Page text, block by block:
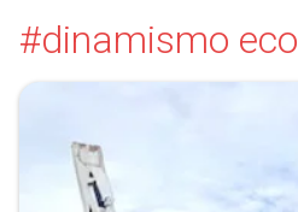
#dinamismo